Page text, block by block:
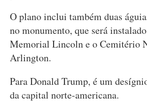
O plano inclui também duas
no monumento, que será
Memorial Lincoln e o Cemitério
Arlington.
Para Donald Trump, é um
da capital norte-americana.